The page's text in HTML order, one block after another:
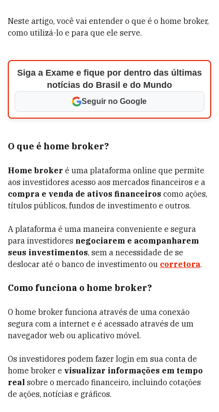
Neste artigo, você vai entender o que é o home broker,
como utilizá-lo e para que ele serve.
Siga a Exame e fique por dentro das últimas
notícias do Brasil e do Mundo
Seguir no Google
O que é home broker?
Home broker é uma plataforma online que permite
aos investidores acesso aos mercados financeiros e a
compra e venda de ativos financeiros como ações,
títulos públicos, fundos de investimento e outros.
A plataforma é uma maneira conveniente e segura
para investidores negociarem e acompanharem
seus investimentos, sem a necessidade de se
deslocar até o banco de investimento ou corretora.
Como funciona o home broker?
O home broker funciona através de uma conexão
segura com a internet e é acessado através de um
navegador web ou aplicativo móvel.
Os investidores podem fazer login em sua conta de
home broker e visualizar informações em tempo
real sobre o mercado financeiro, incluindo cotações
de ações, notícias e gráficos.